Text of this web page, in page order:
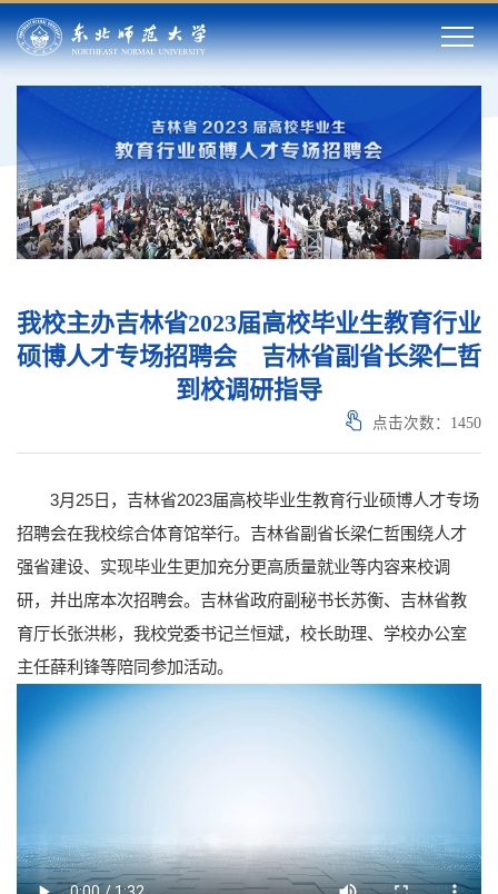
我校主办吉林省2023届高校毕业生教育行业
硕博人才专场招聘会 吉林省副省长梁仁哲
到校调研指导
点击次数： 1450
3月25日，吉林省2023届高校毕业生教育行业硕博人才专场
招聘会在我校综合体育馆举行。吉林省副省长梁仁哲围绕人才
强省建设、实现毕业生更加充分更高质量就业等内容来校调
研，并出席本次招聘会。吉林省政府副秘书长苏衡、吉林省教
育厅长张洪彬，我校党委书记兰恒斌，校长助理、学校办公室
主任薛利锋等陪同参加活动。